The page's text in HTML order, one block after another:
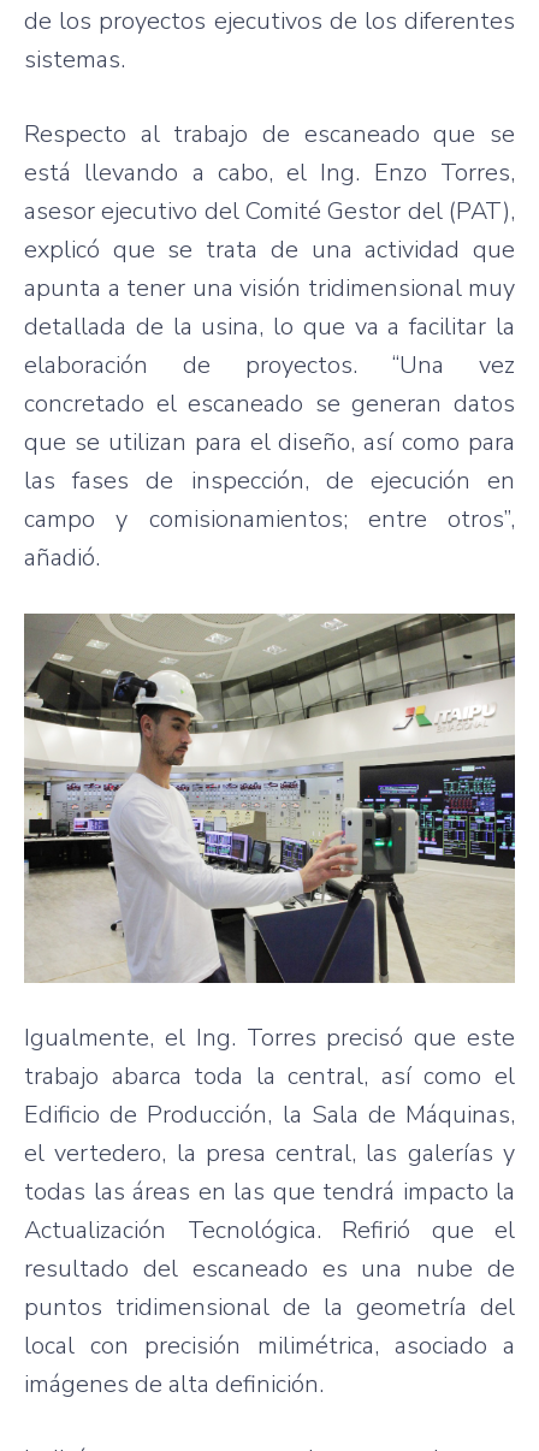
de los proyectos ejecutivos de los diferentes
sistemas.
Respecto al trabajo de escaneado que se
está llevando a cabo, el Ing. Enzo Torres,
asesor ejecutivo del Comité Gestor del (PAT),
explicó que se trata de una actividad que
apunta a tener una visión tridimensional muy
detallada de la usina, lo que va a facilitar la
elaboración de proyectos. “Una vez
concretado el escaneado se generan datos
que se utilizan para el diseño, así como para
las fases de inspección, de ejecución en
campo y comisionamientos; entre otros”,
añadió.
Igualmente, el Ing. Torres precisó que este
trabajo abarca toda la central, así como el
Edificio de Producción, la Sala de Máquinas,
el vertedero, la presa central, las galerías y
todas las áreas en las que tendrá impacto la
Actualización Tecnológica. Refirió que el
resultado del escaneado es una nube de
puntos tridimensional de la geometría del
local con precisión milimétrica, asociado a
imágenes de alta definición.